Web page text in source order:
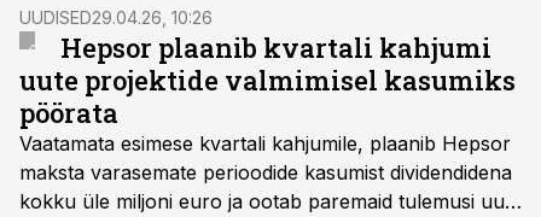
UUDISED29.04.26, 10:26
Hepsor plaanib kvartali kahjumi
uute projektide valmimisel kasumiks
pöörata
Vaatamata esimese kvartali kahjumile, plaanib Hepsor
maksta varasemate perioodide kasumist dividendidena
kokku üle miljoni euro ja ootab paremaid tulemusi uute